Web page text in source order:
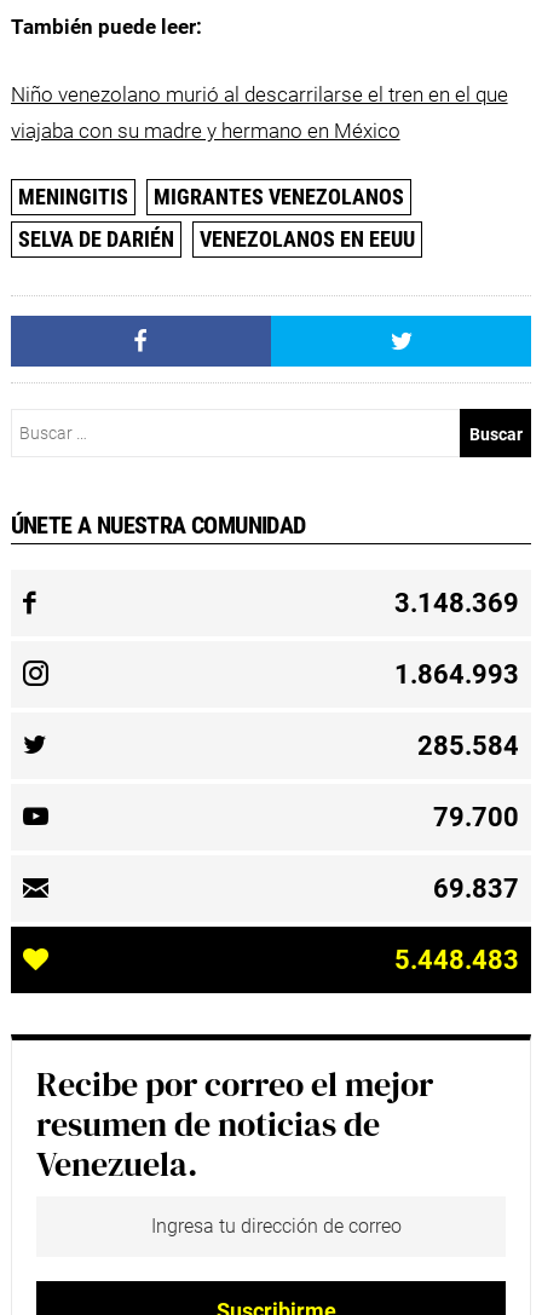
También puede leer:
Niño venezolano murió al descarrilarse el tren en el que
viajaba con su madre y hermano en México
MENINGITIS
MIGRANTES VENEZOLANOS
SELVA DE DARIÉN
VENEZOLANOS EN EEUU
ÚNETE A NUESTRA COMUNIDAD
3.148.369
1.864.993
285.584
79.700
69.837
5.448.483
Recibe por correo el mejor
resumen de noticias de
Venezuela.